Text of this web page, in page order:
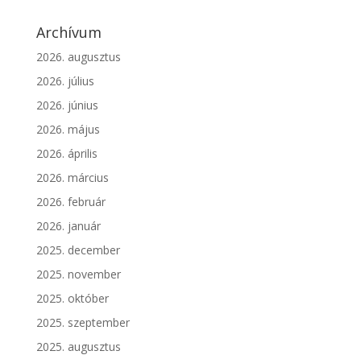
Archívum
2026. augusztus
2026. július
2026. június
2026. május
2026. április
2026. március
2026. február
2026. január
2025. december
2025. november
2025. október
2025. szeptember
2025. augusztus